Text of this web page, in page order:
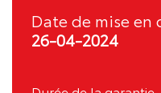
Date de mise en
26-04-2024